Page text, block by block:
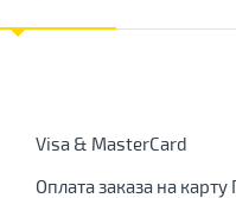
Visa & MasterCard
Оплата заказа на карту